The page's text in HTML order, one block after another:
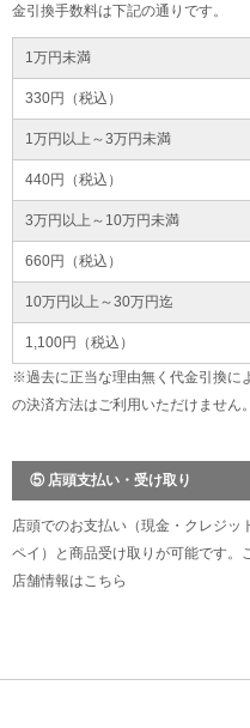
金引換手数料は下記の通りです。
1万円未満
330円（税込）
1万円以上～3万円未満
440円（税込）
3万円以上～10万円未満
660円（税込）
10万円以上～30万円迄
1,100円（税込）
※過去に正当な理由無く代金引換に
の決済方法はご利用いただけません。
⑤ 店頭支払い・受け取り
店頭でのお支払い（現金・クレジ
ペイ）と商品受け取りが可能です。
店舗情報はこちら